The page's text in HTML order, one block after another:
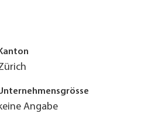
Kanton
Angabe